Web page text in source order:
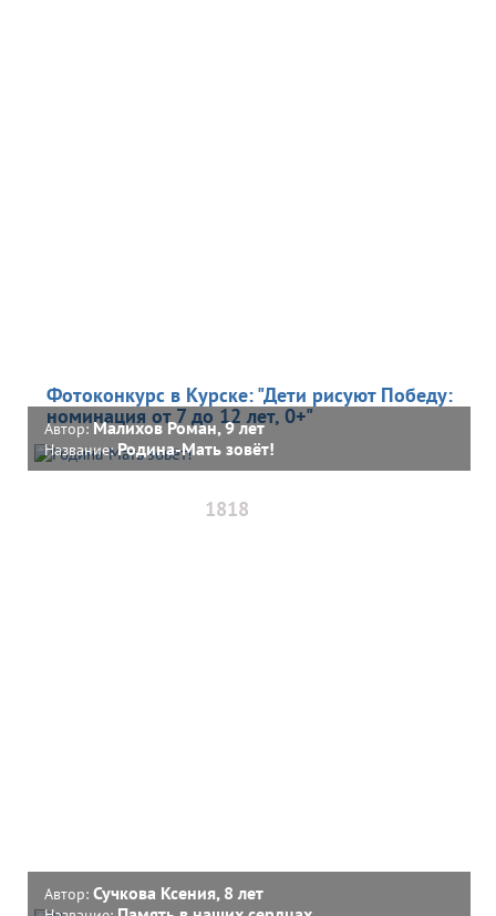
Фотоконкурс в Курске: "Дети рисуют Победу:
номинация от 7 до 12 лет, 0+"
Автор:Малихов Роман, 9 лет
Название:Родина-Мать зовёт!
1818
Автор: Сучкова Ксения, 8 лет